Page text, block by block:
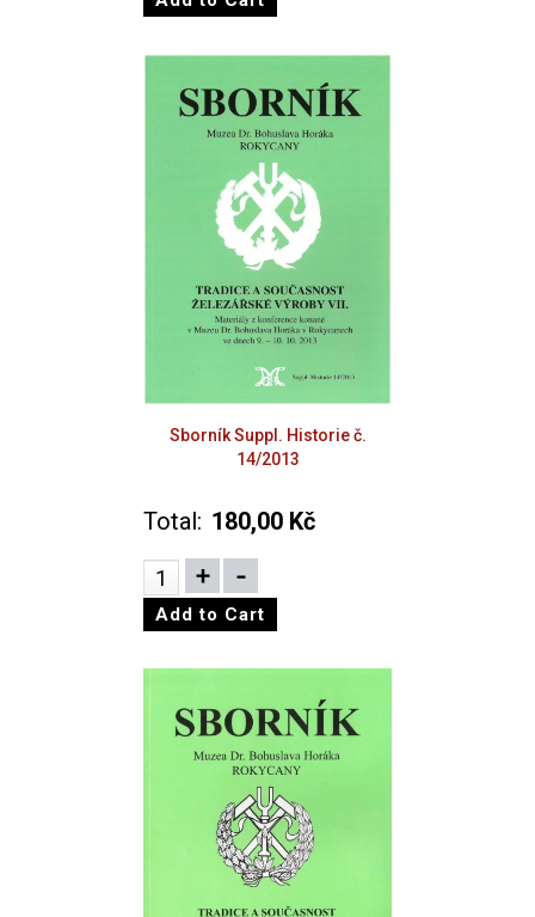
Sborník Suppl. Historie č.
14/2013
Total: 180,00 Kč